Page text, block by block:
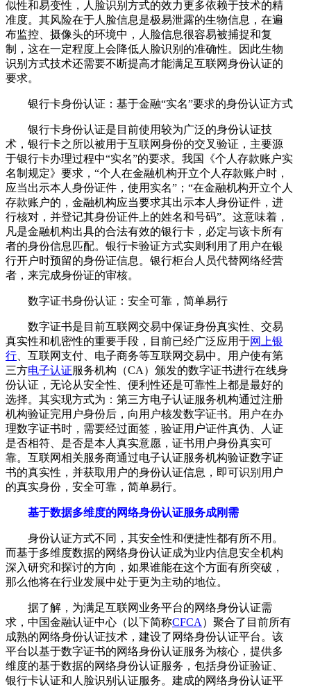
似性和易变性，人脸识别方式的效力更多依赖于技术的精
准度。其风险在于人脸信息是极易泄露的生物信息，在遍
布监控、摄像头的环境中，人脸信息很容易被捕捉和复
制，这在一定程度上会降低人脸识别的准确性。因此生物
识别方式技术还需要不断提高才能满足互联网身份认证的
要求。
银行卡身份认证：基于金融“实名”要求的身份认证方式
银行卡身份认证是目前使用较为广泛的身份认证技
术，银行卡之所以被用于互联网身份的交叉验证，主要源
于银行卡办理过程中“实名”的要求。我国《个人存款账户实
名制规定》要求，“个人在金融机构开立个人存款账户时，
应当出示本人身份证件，使用实名”；“在金融机构开立个人
存款账户的，金融机构应当要求其出示本人身份证件，进
行核对，并登记其身份证件上的姓名和号码”。这意味着，
凡是金融机构出具的合法有效的银行卡，必定与该卡所有
者的身份信息匹配。银行卡验证方式实则利用了用户在银
行开户时预留的身份证信息。银行柜台人员代替网络经营
者，来完成身份证的审核。
数字证书身份认证：安全可靠，简单易行
数字证书是目前互联网交易中保证身份真实性、交易
真实性和机密性的重要手段，目前已经广泛应用于网上银
行 、互联网支付、电子商务等互联网交易中。用户使有第
三方电子认证服务机构（CA）颁发的数字证书进行在线身
份认证，无论从安全性、便利性还是可靠性上都是最好的
选择。其实现方式为：第三方电子认证服务机构通过注册
机构验证完用户身份后，向用户核发数字证书。用户在办
理数字证书时，需要经过面签，验证用户证件真伪、人证
是否相符、是否是本人真实意愿，证书用户身份真实可
靠。互联网相关服务商通过电子认证服务机构验证数字证
书的真实性，并获取用户的身份认证信息，即可识别用户
的真实身份，安全可靠，简单易行。
基于数据多维度的网络身份认证服务成刚需
身份认证方式不同，其安全性和便捷性都有所不用。
而基于多维度数据的网络身份认证成为业内信息安全机构
深入研究和探讨的方向，如果谁能在这个方面有所突破，
那么他将在行业发展中处于更为主动的地位。
据了解，为满足互联网业务平台的网络身份认证需
求，中国金融认证中心（以下简称CFCA ）聚合了目前所有
成熟的网络身份认证技术，建设了网络身份认证平台。该
平台以基于数字证书的网络身份认证服务为核心，提供多
维度的基于数据的网络身份认证服务，包括身份证验证、
银行卡认证和人脸识别认证服务。建成的网络身份认证平